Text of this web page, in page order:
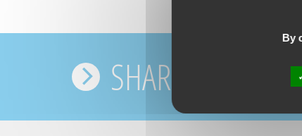
SHARE YOUR
By